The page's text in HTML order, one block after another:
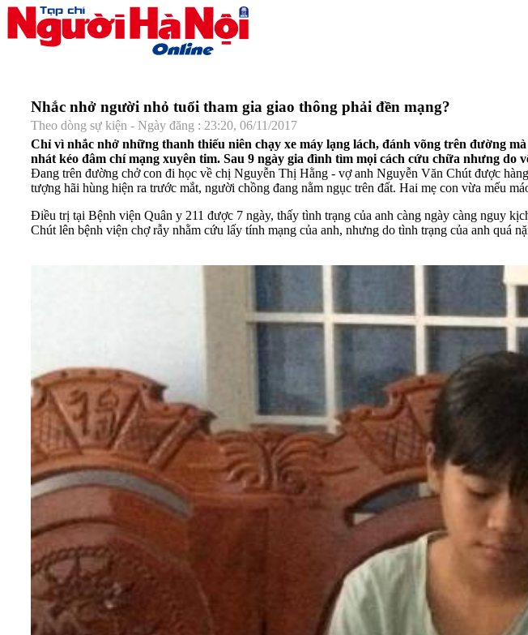
Nhắc nhở người nhỏ tuổi tham gia giao thông phải đền mạng?
Theo dòng sự kiện - Ngày đăng : 23:20, 06/11/2017
Chỉ vì nhắc nhở những thanh thiếu niên chạy xe máy lạng lách, đánh võng trên đường
nhát kéo đâm chí mạng xuyên tim. Sau 9 ngày gia đình tìm mọi cách cứu chữa nhưng do
Đang trên đường chở con đi học về chị Nguyễn Thị Hằng - vợ anh Nguyễn Văn Chút được
tượng hãi hùng hiện ra trước mắt, người chồng đang nằm ngục trên đất. Hai mẹ con vừa mếu
Điều trị tại Bệnh viện Quân y 211 được 7 ngày, thấy tình trạng của anh càng ngày càng nguy
Chút lên bệnh viện chợ rẫy nhằm cứu lấy tính mạng của anh, nhưng do tình trạng của anh quá